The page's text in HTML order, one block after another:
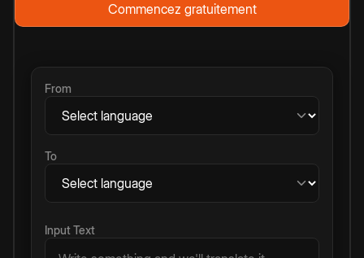
Commencez gratuitement
From
To
Input Text